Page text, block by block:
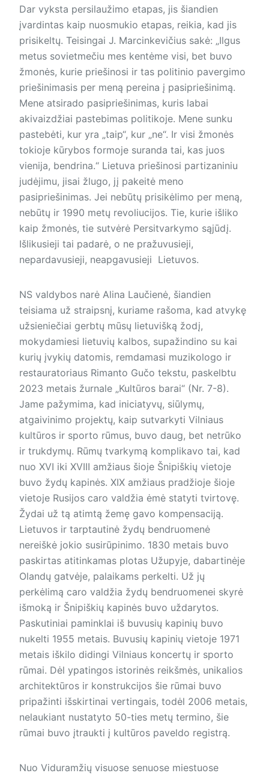
Dar vyksta persilaužimo etapas, jis šiandien
įvardintas kaip nuosmukio etapas, reikia, kad jis
prisikeltų. Teisingai J. Marcinkevičius sakė: „Ilgus
metus sovietmečiu mes kentėme visi, bet buvo
žmonės, kurie priešinosi ir tas politinio pavergimo
priešinimasis per meną pereina į pasipriešinimą.
Mene atsirado pasipriešinimas, kuris labai
akivaizdžiai pastebimas politikoje. Mene sunku
pastebėti, kur yra „taip“, kur „ne“. Ir visi žmonės
tokioje kūrybos formoje suranda tai, kas juos
vienija, bendrina.“ Lietuva priešinosi partizaniniu
judėjimu, jisai žlugo, jį pakeitė meno
pasipriešinimas. Jei nebūtų prisikėlimo per meną,
nebūtų ir 1990 metų revoliucijos. Tie, kurie išliko
kaip žmonės, tie sutvėrė Persitvarkymo sąjūdį.
Išlikusieji tai padarė, o ne pražuvusieji,
nepardavusieji, neapgavusieji Lietuvos.
NS valdybos narė Alina Laučienė, šiandien
teisiama už straipsnį, kuriame rašoma, kad atvykę
užsieniečiai gerbtų mūsų lietuvišką žodį,
mokydamiesi lietuvių kalbos, supažindino su kai
kurių įvykių datomis, remdamasi muzikologo ir
restauratoriaus Rimanto Gučo tekstu, paskelbtu
2023 mеtais žurnale „Kultūros barai“ (Nr. 7-8).
Jame pažymima, kad iniciatyvų, siūlymų,
atgaivinimo projektų, kaip sutvarkyti Vilniaus
kultūros ir sporto rūmus, buvo daug, bet netrūko
ir trukdymų. Rūmų tvarkymą komplikavo tai, kad
nuo XVI iki XVIII amžiaus šioje Šnipiškių vietoje
buvo žydų kapinės. XIX amžiaus pradžioje šioje
vietoje Rusijos caro valdžia ėmė statyti tvirtovę.
Žydai už tą atimtą žemę gavo kompen­saciją.
Lietuvos ir tarptautinė žydų bendruomenė
nereiškė jokio susirūpinimo. 1830 metais buvo
paskirtas atitinkamas plotas Užupyje, dabartinėje
Olandų gatvėje, palaikams perkelti. Už jų
perkėlimą caro valdžia žydų bendruomenei skyrė
išmoką ir Šnipiškių kapinės buvo uždarytos.
Paskutiniai paminklai iš buvusių kapinių buvo
nukelti 1955 metais. Buvusių kapinių vietoje 1971
metais iškilo didingi Vilniaus koncertų ir sporto
rūmai. Dėl ypatingos istorinės reikšmės, unikalios
architektūros ir konstrukcijos šie rūmai buvo
pripažinti išskirtinai vertingais, todėl 2006 metais,
nelaukiant nustatyto 50-ties metų termino, šie
rūmai buvo įtraukti į kultūros paveldo registrą.
Nuo Viduramžių visuose senuose miestuose